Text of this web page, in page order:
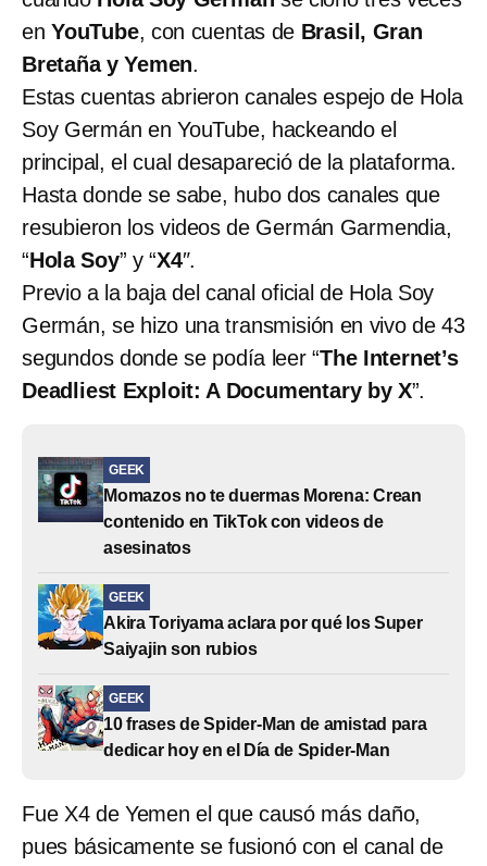
en YouTube, con cuentas de Brasil, Gran
Bretaña y Yemen.
Estas cuentas abrieron canales espejo de Hola
Soy Germán en YouTube, hackeando el
principal, el cual desapareció de la plataforma.
Hasta donde se sabe, hubo dos canales que
resubieron los videos de Germán Garmendia,
“Hola Soy” y “X4″.
Previo a la baja del canal oficial de Hola Soy
Germán, se hizo una transmisión en vivo de 43
segundos donde se podía leer “The Internet’s
Deadliest Exploit: A Documentary by X”.
GEEK
Momazos no te duermas Morena: Crean
contenido en TikTok con videos de
asesinatos
GEEK
Akira Toriyama aclara por qué los Super
Saiyajin son rubios
GEEK
10 frases de Spider-Man de amistad para
dedicar hoy en el Día de Spider-Man
Fue X4 de Yemen el que causó más daño,
pues básicamente se fusionó con el canal de